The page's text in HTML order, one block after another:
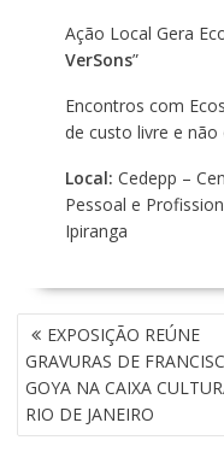
Ação Local Gera
VerSons”
Encontros com
de custo livre e
Local: Cedepp –
Pessoal e
Ipiranga
N
A
V
G
EXPOSIÇÃO REÚNE
GRAVURAS DE
GOYA NA CAIXA
RIO DE JANEIRO